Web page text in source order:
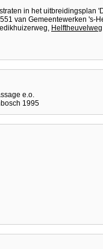
in het uitbreidingsplan
van Gemeentewerken 's-
Helftheuvelweg
e.o.
1995